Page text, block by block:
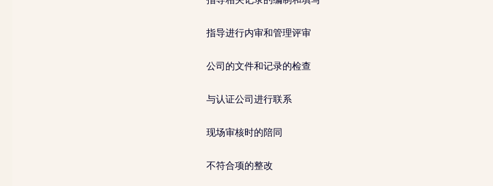
指导进行内审和管理评审
公司的文件和记录的检查
与认证公司进行联系
现场审核时的陪同
不符合项的整改